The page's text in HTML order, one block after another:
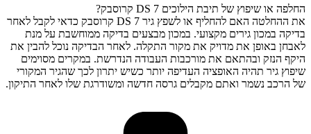
החלפה או שיפוץ של תיבת הילוכים DS 7 קרוסבק?
את ההחלטה האם להחליף או לשפץ גיר DS 7 קרוסבק כדאי לקבל לאחר
בדיקה במכון גירים מקצועי. במכון מבצעים בדיקה ממוחשבת על מנת
לאבחן באופן את מדויק את מקור התקלה. לאחר הבדיקה נוכל להבין את
היקף הנזק ובהתאם את מורכבות העבודה הנדרשת. במקרים מסוימים
שיפוץ גיר תהיה האופציה העדיפה יותר כשיש יתרון לכך שהגיר המקורי
של הרכב נשמר ואתם מקבלים גרסה חדשה ומשודרגת שלו לאחר התיקון.